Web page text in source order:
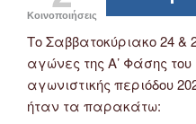
Κοινοποιήσεις
Το Σαββατοκύριακο 24 &
αγώνες της Α’ Φάσης
αγωνιστικής περιόδου
ήταν τα παρακάτω: